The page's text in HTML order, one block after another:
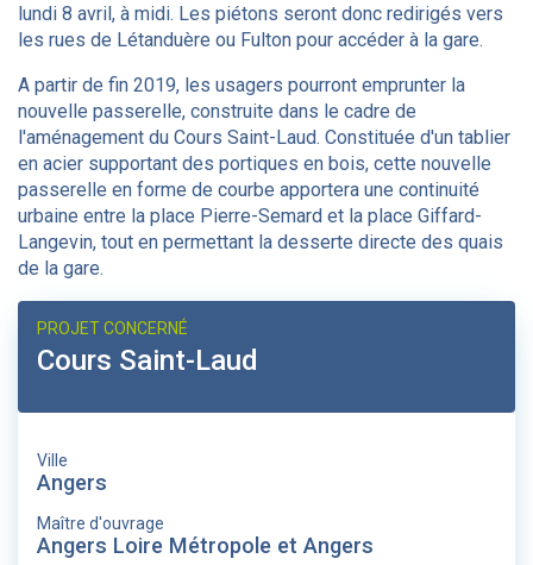
lundi 8 avril, à midi. Les piétons seront donc redirigés vers
les rues de Létanduère ou Fulton pour accéder à la gare.
A partir de fin 2019, les usagers pourront emprunter la
nouvelle passerelle, construite dans le cadre de
l'aménagement du Cours Saint-Laud. Constituée d'un tablier
en acier supportant des portiques en bois, cette nouvelle
passerelle en forme de courbe apportera une continuité
urbaine entre la place Pierre-Semard et la place Giffard-
Langevin, tout en permettant la desserte directe des quais
de la gare.
PROJET CONCERNÉ
Cours Saint-Laud
Ville
Angers
Maître d'ouvrage
Angers Loire Métropole et Angers